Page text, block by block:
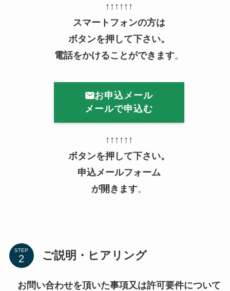
↑↑↑↑↑↑
スマートフォンの方は
ボタンを押して下さい。
電話をかけることができます。
お申込メール
メールで申込む
↑↑↑↑↑↑
ボタンを押して下さい。
申込メールフォーム
が開きます。
STEP ご説明・ヒアリング
お問い合わせを頂いた事項又は許可要件について